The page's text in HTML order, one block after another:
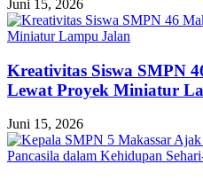
Juni 15, 2026
Kreativitas Siswa SMPN
Lewat Proyek Miniatur
Juni 15, 2026